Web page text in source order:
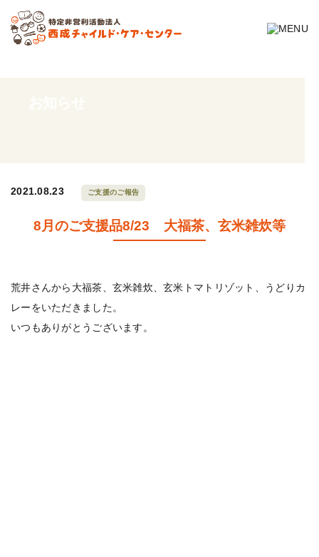
2021.08.23 ご支援のご報告
8月のご支援品8/23 大福茶、玄米雑炊等
荒井さんから大福茶、玄米雑炊、玄米トマトリゾット、うどりカ
レーをいただきました。
いつもありがとうございます。